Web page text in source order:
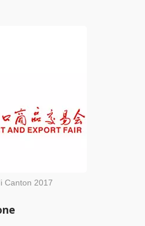
Canton 2017